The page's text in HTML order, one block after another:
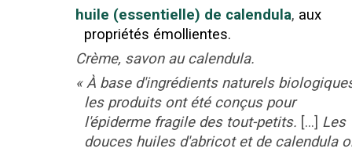
huile (essentielle) de calendula, aux
propriétés émollientes.
Crème, savon au calendula.
« À base d'ingrédients naturels
les produits ont été conçus pour
l'épiderme fragile des tout-petits. [...] Les
douces huiles d'abricot et de calendula